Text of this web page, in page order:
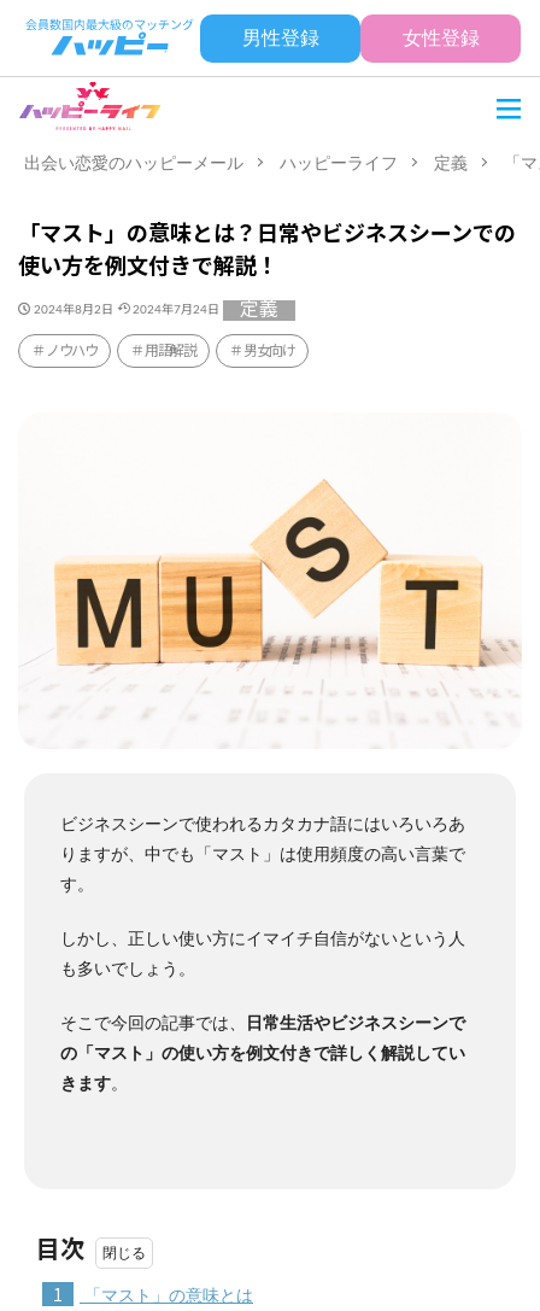
男性登録 女性登録
出会い恋愛のハッピーメール ハッピーライフ 定義 「
「マスト」の意味とは？日常やビジネスシーンでの
使い方を例文付きで解説！
2024年8月2日 2024年7月24日 定義
ノウハウ 用語解説 男女向け
ビジネスシーンで使われるカタカナ語にはいろいろあ
りますが、中でも「マスト」は使用頻度の高い言葉で
す。
しかし、正しい使い方にイマイチ自信がないという人
も多いでしょう。
そこで今回の記事では、
日常生活やビジネスシーンで
の「マスト」の使い方を例文付きで詳しく解説してい
きます。
目次
1 「マスト」の意味とは